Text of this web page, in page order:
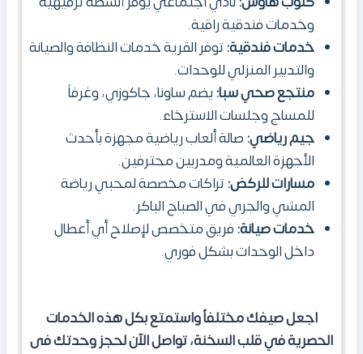
وخدمات فندقية راقية.
خدمات فندقية:توفر القرية خدمات النظافة والصيانة
والتدبير المنزلي للوحدات.
منتجع صحي سبا:يضم ساونا، جاكوزي، وغرفاً
للمساج وجلسات الاسترخاء.
جيم رياضي:صالة ألعاب رياضية مجهزة بأحدث
الأجهزة العالمية ومدربين محترفين.
مسارات للركض:تراكات مخصصة لمحبي رياضة
المشي والجري في الصباح الباكر.
خدمات صيانة:فريق متخصص لإصلاح أي أعطال
داخل الوحدات بشكل فوري.
اجعل صيفك مختلفاً واستمتع بكل هذه الخدمات
الحصرية في قلب السخنة، تواصل الآن لحجز وحدتك فى